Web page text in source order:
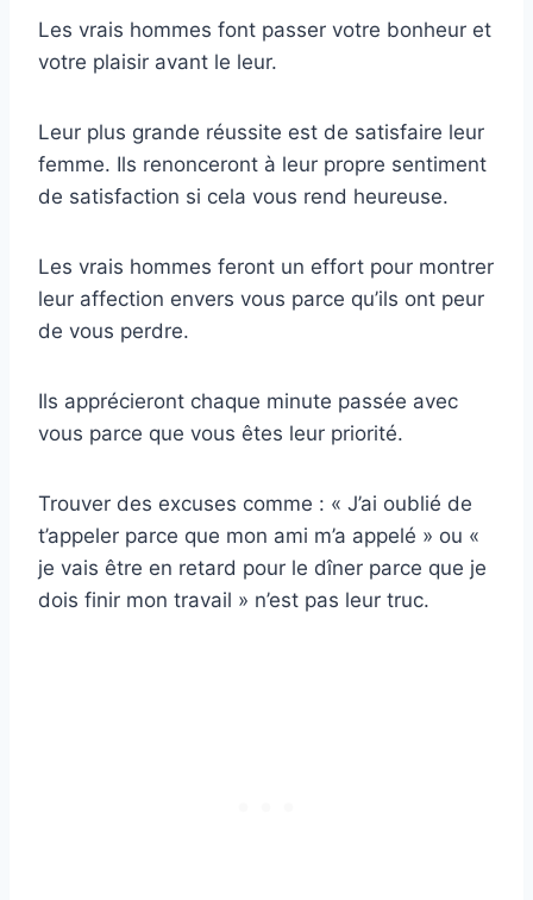
Les vrais hommes font passer votre bonheur et
votre plaisir avant le leur.
Leur plus grande réussite est de satisfaire leur
femme. Ils renonceront à leur propre sentiment
de satisfaction si cela vous rend heureuse.
Les vrais hommes feront un effort pour montrer
leur affection envers vous parce qu’ils ont peur
de vous perdre.
Ils apprécieront chaque minute passée avec
vous parce que vous êtes leur priorité.
Trouver des excuses comme : « J’ai oublié de
t’appeler parce que mon ami m’a appelé » ou «
je vais être en retard pour le dîner parce que je
dois finir mon travail » n’est pas leur truc.